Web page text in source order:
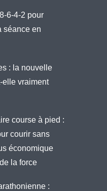
6-4-2 pour
séance en
: la nouvelle
elle vraiment
course à pied :
courir sans
économique
la force
: